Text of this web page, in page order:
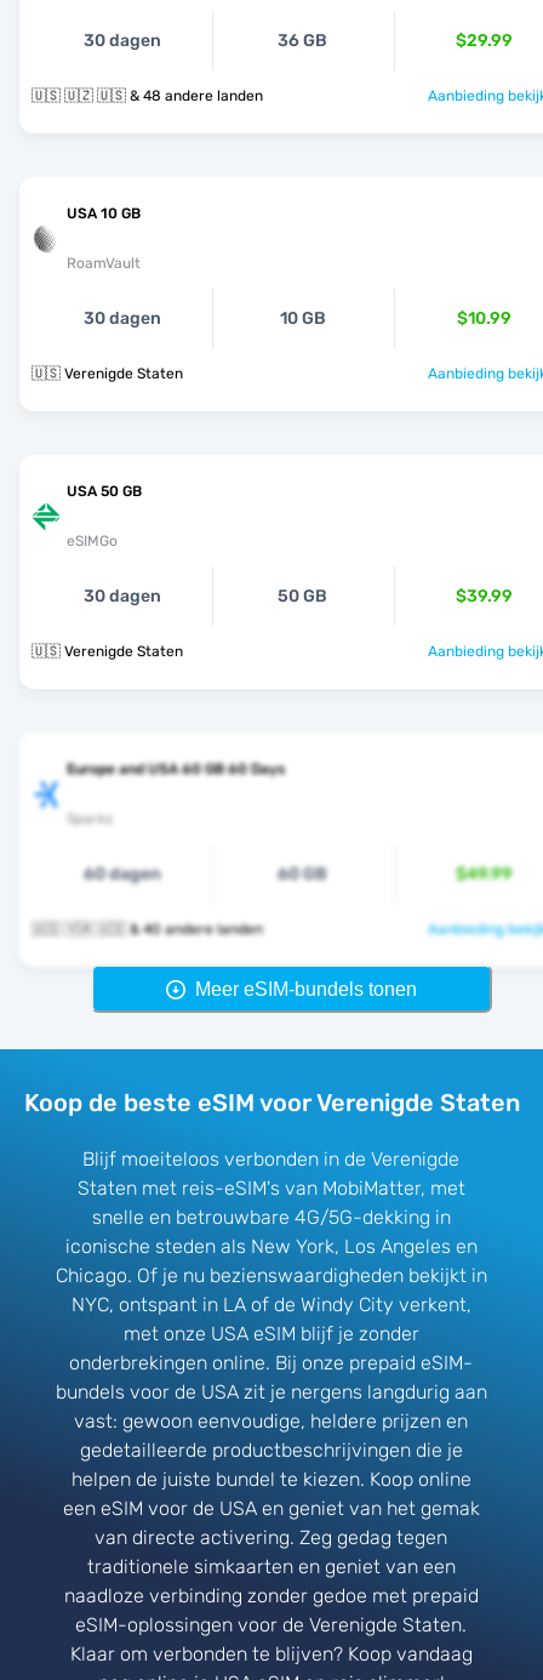
30 dagen 36 GB $29.99
🇺🇸 🇺🇿 🇺🇸 & 48 andere landen Aanbieding
USA 10 GB
RoamVault
30 dagen 10 GB $10.99
🇺🇸 Verenigde Staten Aanbieding
USA 50 GB
eSIMGo
30 dagen 50 GB $39.99
🇺🇸 Verenigde Staten Aanbieding
Europe and USA 60 GB 60 Days
Sparks
60 dagen 60 GB $49.99
🇺🇸 🇻🇦 🇺🇸 & 40 andere landen Aanbieding
Meer eSIM-bundels tonen
Koop de beste eSIM voor Verenigde Staten
Blijf moeiteloos verbonden in de Verenigde
Staten met reis-eSIM's van MobiMatter, met
snelle en betrouwbare 4G/5G-dekking in
iconische steden als New York, Los Angeles en
Chicago. Of je nu bezienswaardigheden bekijkt in
NYC, ontspant in LA of de Windy City verkent,
met onze USA eSIM blijf je zonder
onderbrekingen online. Bij onze prepaid eSIM-
bundels voor de USA zit je nergens langdurig aan
vast: gewoon eenvoudige, heldere prijzen en
gedetailleerde productbeschrijvingen die je
helpen de juiste bundel te kiezen. Koop online
een eSIM voor de USA en geniet van het gemak
van directe activering. Zeg gedag tegen
traditionele simkaarten en geniet van een
naadloze verbinding zonder gedoe met prepaid
eSIM-oplossingen voor de Verenigde Staten.
Klaar om verbonden te blijven? Koop vandaag